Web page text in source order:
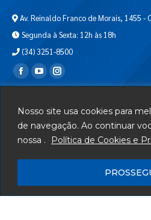
Nosso site usa cookies para
de navegação. Ao continuar
nossa .
Política de Cookies e
Av. Reinaldo Franco de Morais, 1455 -
Segunda à Sexta: 12h às 18h
(34) 3251-8500
Encontre-nos em:
Departamento de T.I.
Serviços
Mapa do Site